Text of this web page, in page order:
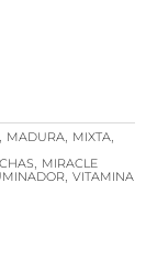
, MADURA, MIXTA,
, MIRACLE
, VITAMINA